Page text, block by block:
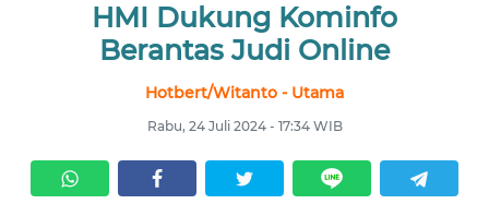
HMI Dukung Kominfo
Berantas Judi Online
Hotbert/Witanto - Utama
Rabu, 24 Juli 2024 - 17:34 WIB
SERBA-